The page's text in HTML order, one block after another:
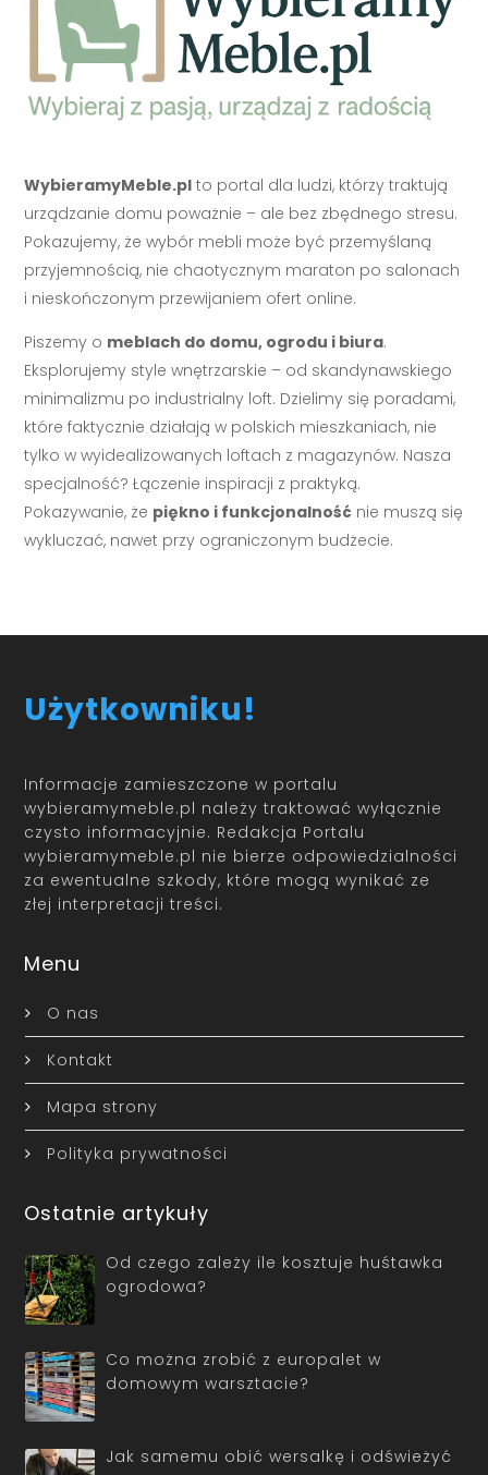
WybieramyMeble.pl to portal dla ludzi, którzy traktują
urządzanie domu poważnie – ale bez zbędnego stresu.
Pokazujemy, że wybór mebli może być przemyślaną
przyjemnością, nie chaotycznym maraton po salonach
i nieskończonym przewijaniem ofert online.
Piszemy o meblach do domu, ogrodu i biura.
Eksplorujemy style wnętrzarskie – od skandynawskiego
minimalizmu po industrialny loft. Dzielimy się poradami,
które faktycznie działają w polskich mieszkaniach, nie
tylko w wyidealizowanych loftach z magazynów. Nasza
specjalność? Łączenie inspiracji z praktyką.
Pokazywanie, że piękno i funkcjonalność nie muszą się
wykluczać, nawet przy ograniczonym budżecie.
Użytkowniku!
Informacje zamieszczone w portalu
wybieramymeble.pl należy traktować wyłącznie
czysto informacyjnie. Redakcja Portalu
wybieramymeble.pl nie bierze odpowiedzialności
za ewentualne szkody, które mogą wynikać ze
złej interpretacji treści.
Menu
O nas
Kontakt
Mapa strony
Polityka prywatności
Ostatnie artykuły
Od czego zależy ile kosztuje huśtawka
ogrodowa?
Co można zrobić z europalet w
domowym warsztacie?
Jak samemu obić wersalkę i odświeżyć